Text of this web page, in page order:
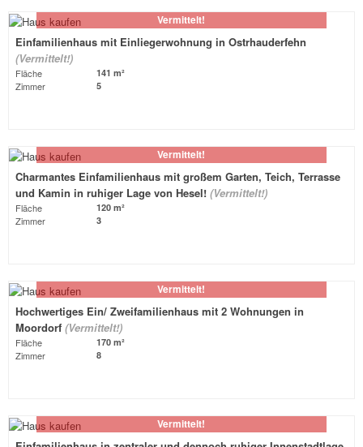
Vermittelt!
Einfamilienhaus mit Einliegerwohnung in Ostrhauderfehn
(Vermittelt!)
Fläche 141 m²
Zimmer 5
Vermittelt!
Charmantes Einfamilienhaus mit großem Garten, Teich, Terrasse
und Kamin in ruhiger Lage von Hesel! (Vermittelt!)
Fläche 120 m²
Zimmer 3
Vermittelt!
Hochwertiges Ein/ Zweifamilienhaus mit 2 Wohnungen in
Moordorf (Vermittelt!)
Fläche 170 m²
Zimmer 8
Vermittelt!